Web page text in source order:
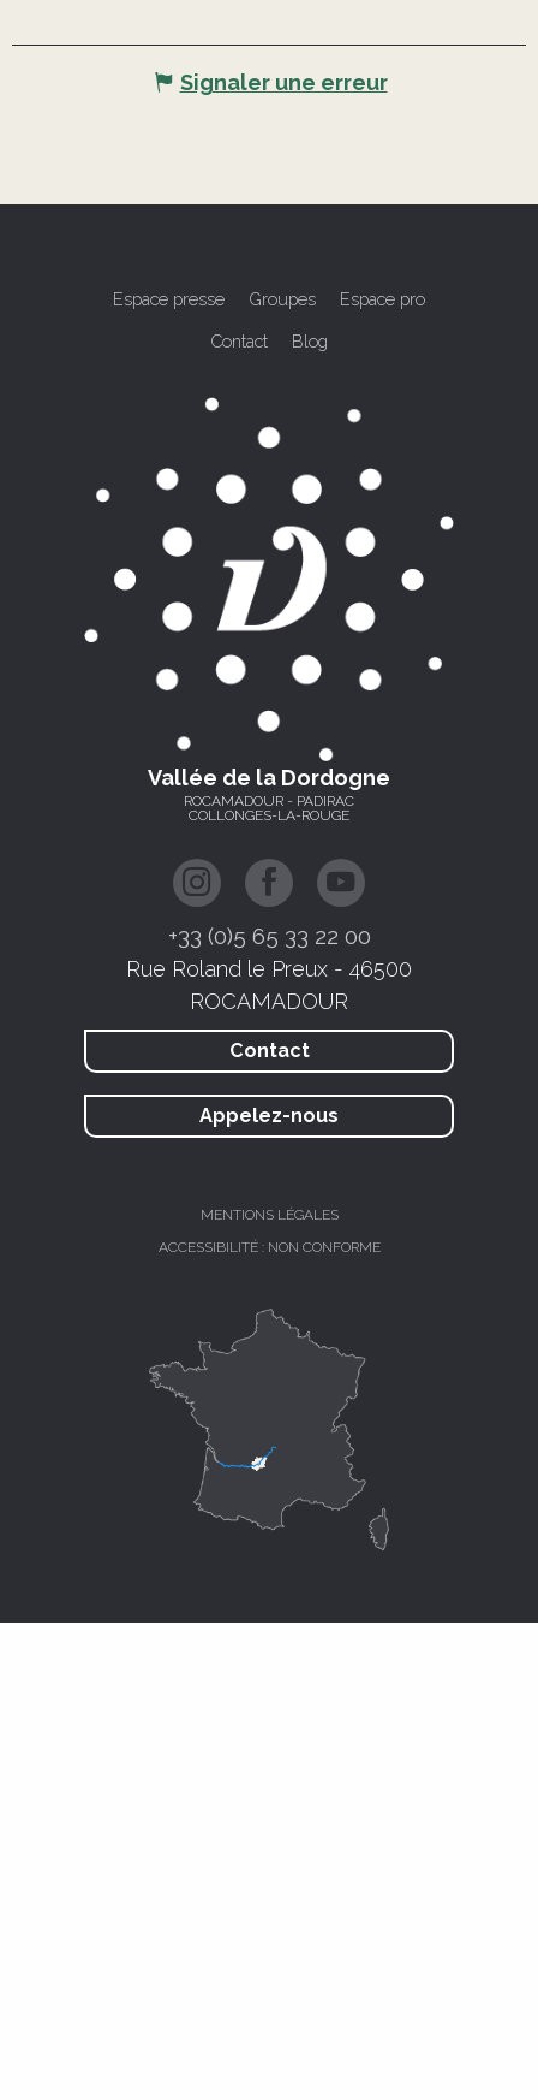
Signaler une erreur
Espace presse Groupes Espace pro
Contact Blog
Vallée de la Dordogne
ROCAMADOUR - PADIRAC
COLLONGES-LA-ROUGE
+33 (0)5 65 33 22 00
Rue Roland le Preux - 46500
ROCAMADOUR
Contact
Appelez-nous
MENTIONS LÉGALES
ACCESSIBILITÉ : NON CONFORME